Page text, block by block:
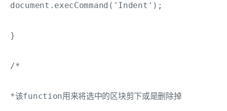
document.execCommand('Indent');
}
/*
*该function用来将选中的区块剪下或是删除掉